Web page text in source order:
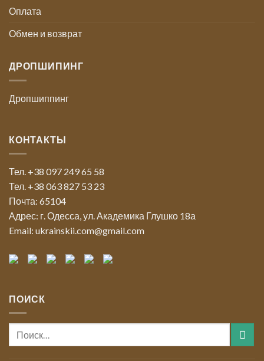
Оплата
Обмен и возврат
ДРОПШИПИНГ
Дропшиппинг
КОНТАКТЫ
Тел. +38 097 249 65 58
Тел. +38 063 827 53 23
Почта: 65104
Адрес: г. Одесса, ул. Академика Глушко 18а
Email: ukrainskii.com@gmail.com
ПОИСК